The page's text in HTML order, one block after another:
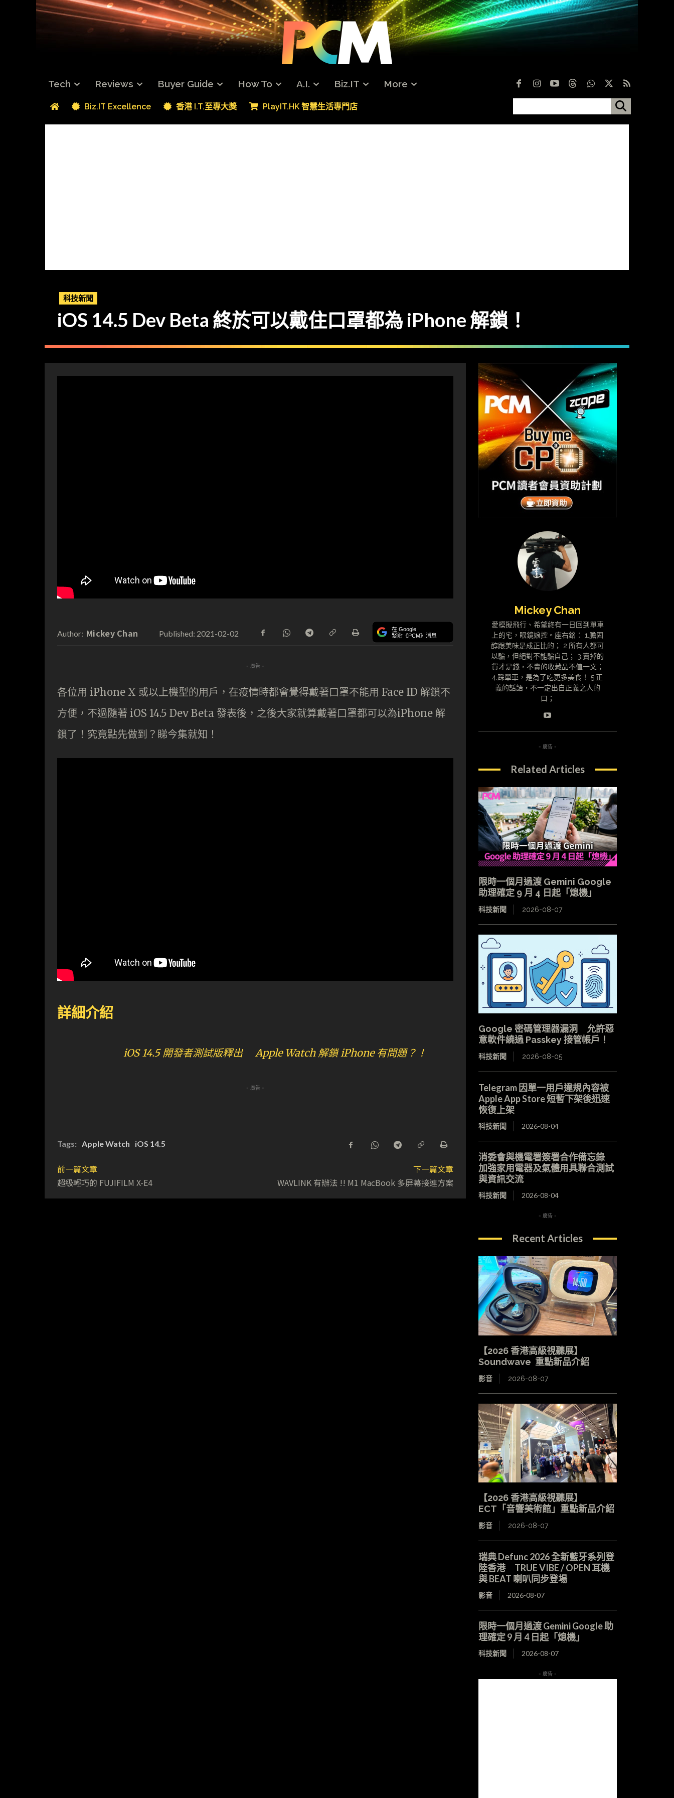
Tech Reviews Buyer Guide How To A.I. Biz.IT More
Biz.IT Excellence 香港 I.T.至專大獎 PlayIT.HK 智慧生活專門店
科技新聞
iOS 14.5 Dev Beta 終於可以戴住口罩都為 iPhone 解鎖！
Author: Mickey Chan Published: 2021-02-02 在 Google
緊貼《PCM》消息
- 廣告 -
各位用 iPhone X 或以上機型的用戶，在疫情時都會覺得戴著口罩不能用 Face ID 解鎖不
方便，不過隨著 iOS 14.5 Dev Beta 發表後，之後大家就算戴著口罩都可以為iPhone 解
鎖了！究竟點先做到？睇今集就知！
詳細介紹
iOS 14.5 開發者測試版釋出 Apple Watch 解鎖 iPhone 有問題？！
- 廣告 -
Tags: Apple Watch iOS 14.5
前一篇文章
超級輕巧的 FUJIFILM X-E4
下一篇文章
WAVLINK 有辦法 !! M1 MacBook 多屏幕接連方案
Mickey Chan
愛模擬飛行、希望終有一日回到單車
上的宅，眼鏡娘控。座右銘： 1.膽固
醇跟美味是成正比的； 2.所有人都可
以騙，但絕對不能騙自己； 3.賣掉的
貨才是錢，不賣的收藏品不值一文；
4.踩單車，是為了吃更多美食！ 5.正
義的話語，不一定出自正義之人的
口；
- 廣告 -
Related Articles
限時一個月過渡 Gemini Google
助理確定 9 月 4 日起「熄機」
科技新聞 2026-08-07
Google 密碼管理器漏洞 允許惡
意軟件繞過 Passkey 接管帳戶！
科技新聞 2026-08-05
Telegram 因單一用戶違規內容被
Apple App Store 短暫下架後迅速
恢復上架
科技新聞 2026-08-04
消委會與機電署簽署合作備忘錄
加強家用電器及氣體用具聯合測試
與資訊交流
科技新聞 2026-08-04
- 廣告 -
Recent Articles
【2026 香港高級視聽展】
Soundwave 重點新品介紹
影音 2026-08-07
【2026 香港高級視聽展】
ECT「音響美術館」重點新品介紹
影音 2026-08-07
瑞典 Defunc 2026 全新藍牙系列登
陸香港 TRUE VIBE / OPEN 耳機
與 BEAT 喇叭同步登場
影音 2026-08-07
限時一個月過渡 Gemini Google 助
理確定 9 月 4 日起「熄機」
科技新聞 2026-08-07
- 廣告 -